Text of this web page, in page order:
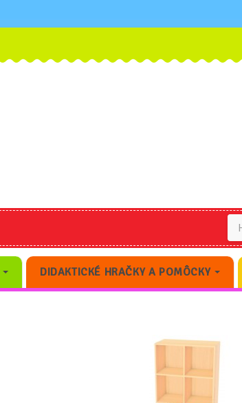
DIDAKTICKÉ HRAČKY A POMÔCKY